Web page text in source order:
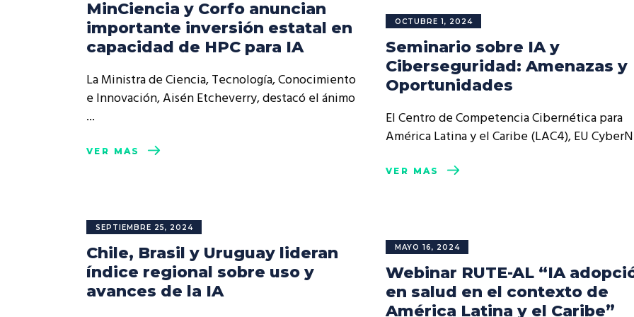
MinCiencia y Corfo anuncian
importante inversión estatal en
capacidad de HPC para IA
La Ministra de Ciencia, Tecnología, Conocimiento
e Innovación, Aisén Etcheverry, destacó el ánimo
VER MÁS
OCTUBRE 1, 2024
Seminario sobre IA y
Ciberseguridad: Amenazas y
Oportunidades
El Centro de Competencia Cibernética para
América Latina y el Caribe (LAC4), EU
VER MÁS
SEPTIEMBRE 25, 2024
Chile, Brasil y Uruguay lideran
índice regional sobre uso y
avances de la IA
MAYO 16, 2024
Webinar RUTE-AL “IA
en salud en el contexto de
América Latina y el Caribe”